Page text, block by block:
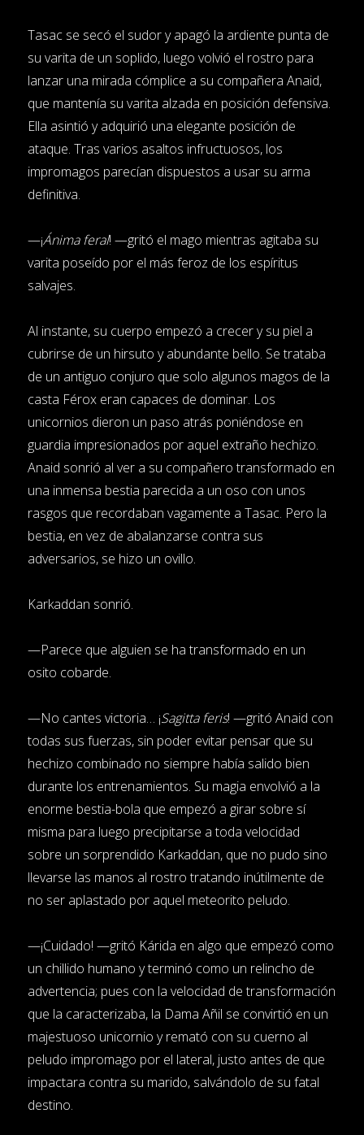
Tasac se secó el sudor y apagó la ardiente punta de
su varita de un soplido, luego volvió el rostro para
lanzar una mirada cómplice a su compañera Anaid,
que mantenía su varita alzada en posición defensiva.
Ella asintió y adquirió una elegante posición de
ataque. Tras varios asaltos infructuosos, los
impromagos parecían dispuestos a usar su arma
definitiva.
—¡Ánima feral! —gritó el mago mientras agitaba su
varita poseído por el más feroz de los espíritus
salvajes.
Al instante, su cuerpo empezó a crecer y su piel a
cubrirse de un hirsuto y abundante bello. Se trataba
de un antiguo conjuro que solo algunos magos de la
casta Férox eran capaces de dominar. Los
unicornios dieron un paso atrás poniéndose en
guardia impresionados por aquel extraño hechizo.
Anaid sonrió al ver a su compañero transformado en
una inmensa bestia parecida a un oso con unos
rasgos que recordaban vagamente a Tasac. Pero la
bestia, en vez de abalanzarse contra sus
adversarios, se hizo un ovillo.
Karkaddan sonrió.
—Parece que alguien se ha transformado en un
osito cobarde.
—No cantes victoria… ¡Sagitta feris! —gritó Anaid con
todas sus fuerzas, sin poder evitar pensar que su
hechizo combinado no siempre había salido bien
durante los entrenamientos. Su magia envolvió a la
enorme bestia-bola que empezó a girar sobre sí
misma para luego precipitarse a toda velocidad
sobre un sorprendido Karkaddan, que no pudo sino
llevarse las manos al rostro tratando inútilmente de
no ser aplastado por aquel meteorito peludo.
—¡Cuidado! —gritó Kárida en algo que empezó como
un chillido humano y terminó como un relincho de
advertencia; pues con la velocidad de transformación
que la caracterizaba, la Dama Añil se convirtió en un
majestuoso unicornio y remató con su cuerno al
peludo impromago por el lateral, justo antes de que
impactara contra su marido, salvándolo de su fatal
destino.